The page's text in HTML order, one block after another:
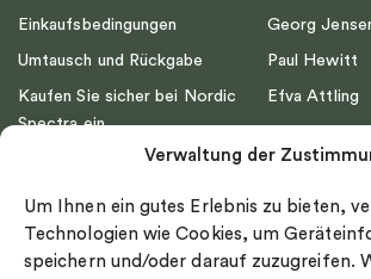
Verwaltung der
Um Ihnen ein gutes Erlebnis zu bieten,
Technologien wie Cookies, um
speichern und/oder darauf zuzugreifen.
Einkaufsbedingungen
Umtausch und Rückgabe
Kaufen Sie sicher bei Nordic
Spectra ein
Impressum
Ringgröße
Widerrufsrecht
Georg
Paul Hewitt
Efva Attling
Drakenberg
Nordic